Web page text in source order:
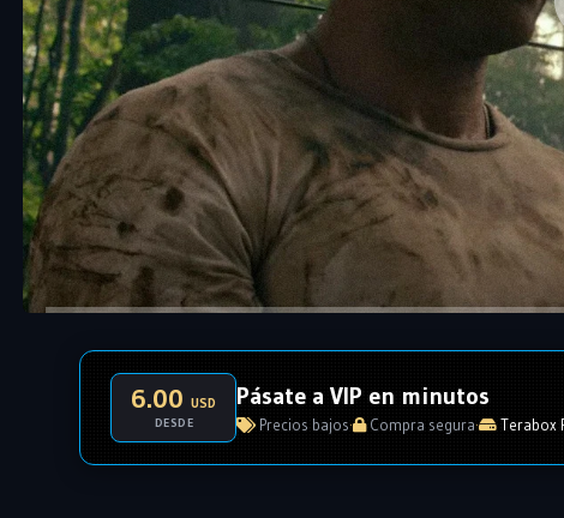
6.00USD
DESDE
Pásate a VIP en minutos
Precios bajos· Compra segura· Terabox